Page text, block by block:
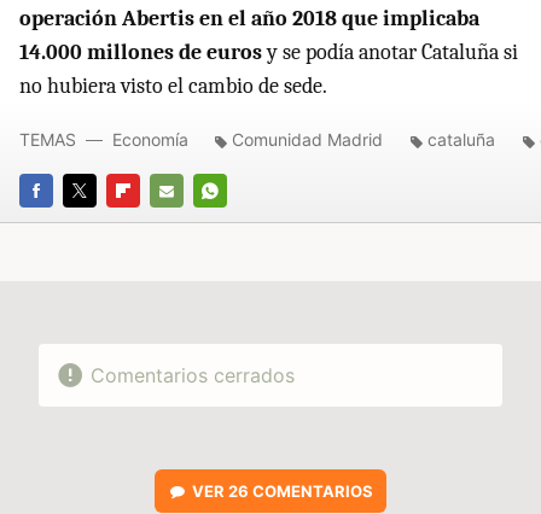
operación Abertis en el año 2018 que implicaba
14.000 millones de eurosy se podía anotar Cataluña si
no hubiera visto el cambio de sede.
FACEBOOK
TWITTERFLIPBOARD
E-
WHATSAPP
TEMAS Economía Comunidad Madrid cataluña
Comentarios cerrados
VER 26 COMENTARIOS